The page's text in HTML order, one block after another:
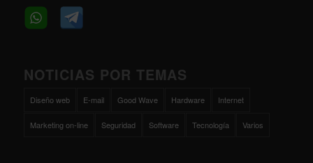
NOTICIAS POR TEMAS
Diseño web E-mail Good Wave Hardware Internet
Marketing on-line Seguridad Software Tecnología Varios